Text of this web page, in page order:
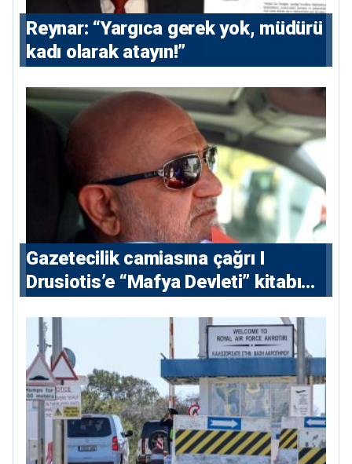
Reynar: “Yargıca gerek yok, müdürü
kadı olarak atayın!”
Gazetecilik camiasına çağrı I
⁠Drusiotis’e “Mafya Devleti” kitabı